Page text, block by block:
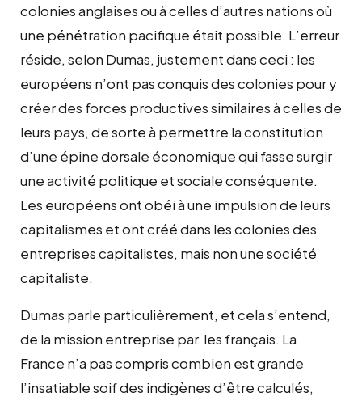
colonies anglaises ou à celles d’autres nations où
une pénétration pacifique était possible. L’erreur
réside, selon Dumas, justement dans ceci : les
européens n’ont pas conquis des colonies pour y
créer des forces productives similaires à celles de
leurs pays, de sorte à permettre la constitution
d’une épine dorsale économique qui fasse surgir
une activité politique et sociale conséquente.
Les européens ont obéi à une impulsion de leurs
capitalismes et ont créé dans les colonies des
entreprises capitalistes, mais non une société
capitaliste.
Dumas parle particulièrement, et cela s’entend,
de la mission entreprise par les français. La
France n’a pas compris combien est grande
l’insatiable soif des indigènes d’être calculés,